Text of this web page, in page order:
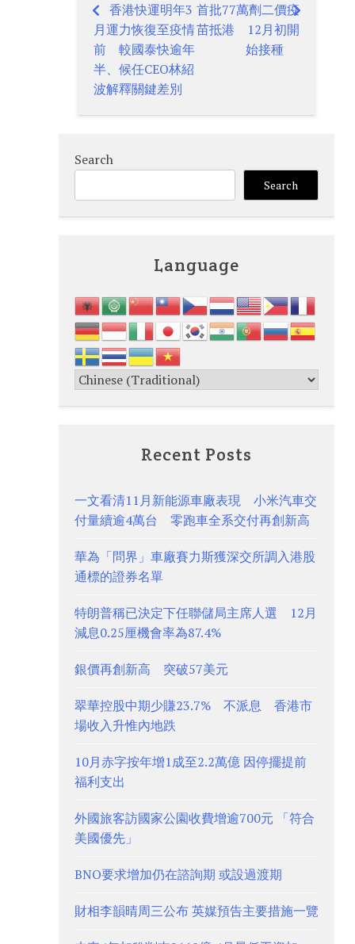
Post
navigation
香港快運明年3
月運力恢復至疫情
前 較國泰快逾年
半、候任CEO林紹
波解釋關鍵差別
首批77萬劑二價疫
苗抵港 12月初開
始接種
Search
Search
Language
Recent Posts
一文看清11月新能源車廠表現 小米汽車交
付量續逾4萬台 零跑車全系交付再創新高
華為「問界」車廠賽力斯獲深交所調入港股
通標的證券名單
特朗普稱已決定下任聯儲局主席人選 12月
減息0.25厘機會率為87.4%
銀價再創新高 突破57美元
翠華控股中期少賺23.7% 不派息 香港市
場收入升惟內地跌
10月赤字按年增1成至2.2萬億 因停擺提前
福利支出
外國旅客訪國家公園收費增逾700元 「符合
美國優先」
BNO要求增加仍在諮詢期 或設過渡期
財相李韻晴周三公布 英媒預告主要措施一覽